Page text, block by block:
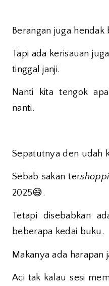
Berangan juga
Tapi ada kerisauan
tinggal janji.
Nanti kita tengok
nanti.
Sepatutnya den udah
Sebab sakan ter
2025😅.
Tetapi disebabkan
beberapa kedai buku.
Makanya ada harapan
Aci tak kalau sesi